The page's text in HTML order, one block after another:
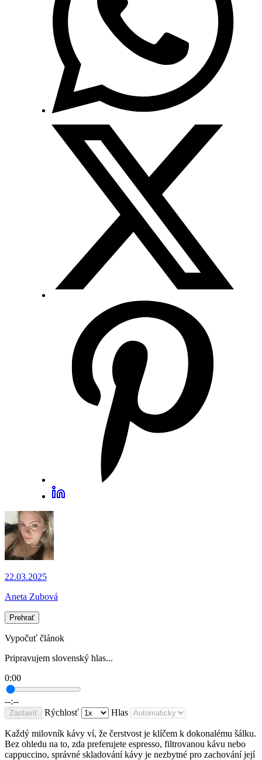
22.03.2025
Aneta Zubová
Prehrať
Vypočuť článok
Pripravujem slovenský hlas...
0:00
--:--
Zastaviť Rýchlosť Hlas
Každý milovník kávy ví, že čerstvost je klíčem k dokonalému šálku.
Bez ohledu na to, zda preferujete espresso, filtrovanou kávu nebo
cappuccino, správné skladování kávy je nezbytné pro zachování její